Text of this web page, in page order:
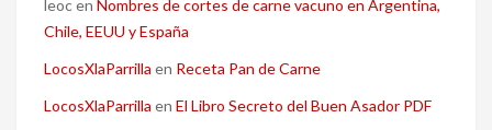
leocen Nombres de cortes de carne vacuno en Argentina,
Chile, EEUU y España
LocosXlaParrilla en Receta Pan de Carne
LocosXlaParrilla en El Libro Secreto del Buen Asador PDF